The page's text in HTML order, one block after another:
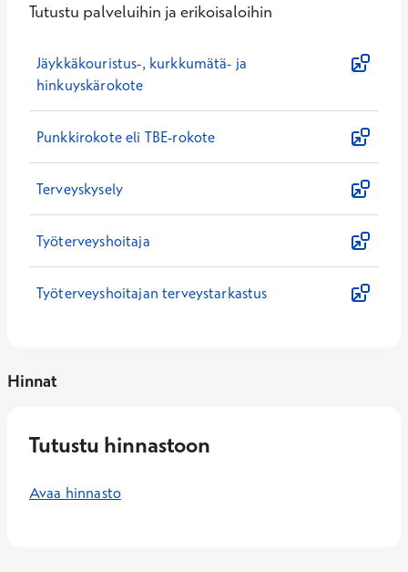
Tutustu palveluihin ja erikoisaloihin
Jäykkäkouristus-, kurkkumätä- ja
hinkuyskärokote
Punkkirokote eli TBE-rokote
Terveyskysely
Työterveyshoitaja
Työterveyshoitajan terveystarkastus
Hinnat
Tutustu hinnastoon
Avaa hinnasto